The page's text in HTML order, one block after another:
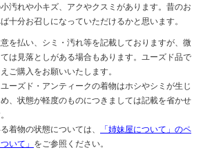
汚れや小キズ、アクやクスミがあります。昔のお
十分お召しになっていただけるかと思います。
を払い、シミ・汚れ等を記載しておりますが、微
は見落としがある場合もあります。ユーズド品で
ご購入をお願いいたします。
ーズド・アンティークの着物はホシやシミが生じ
、状態が軽度のものにつきましては記載を省かせ
着物の状態については、
「姉妹屋について」のペ
いて」 をご参照ください。